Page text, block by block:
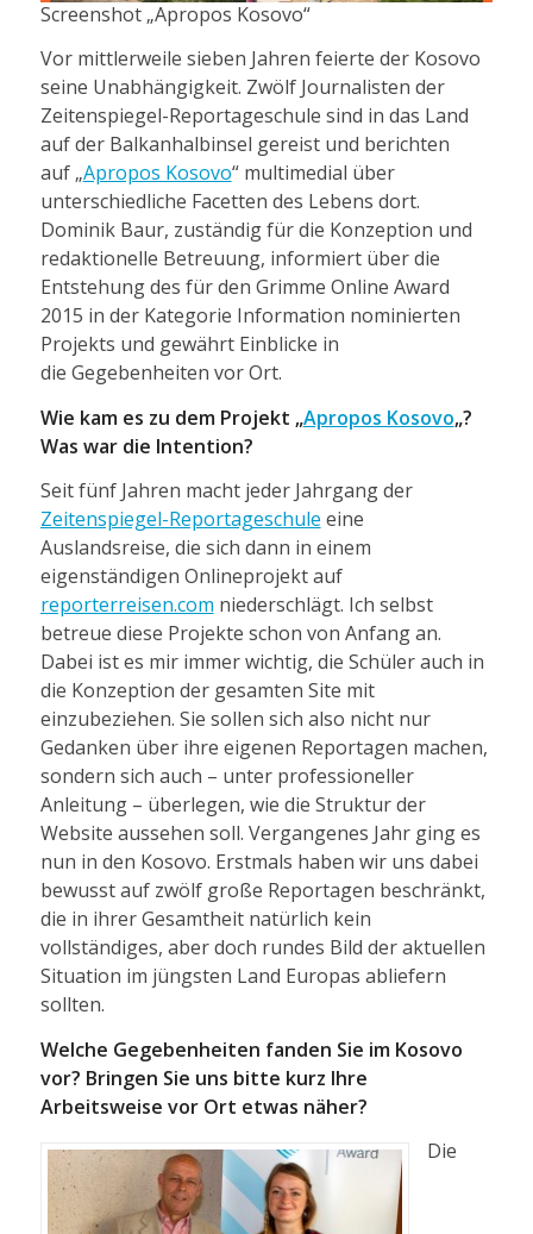
Screenshot „Apropos Kosovo“
Vor mittlerweile sieben Jahren feierte der Kosovo
seine Unabhängigkeit. Zwölf Journalisten der
Zeitenspiegel-Reportageschule sind in das Land
auf der Balkanhalbinsel gereist und berichten
auf „Apropos Kosovo“ multimedial über
unterschiedliche Facetten des Lebens dort.
Dominik Baur, zuständig für die Konzeption und
redaktionelle Betreuung, informiert über die
Entstehung des für den Grimme Online Award
2015 in der Kategorie Information nominierten
Projekts und gewährt Einblicke in
die Gegebenheiten vor Ort.
Wie kam es zu dem Projekt „Apropos Kosovo„?
Was war die Intention?
Seit fünf Jahren macht jeder Jahrgang der
Zeitenspiegel-Reportageschule eine
Auslandsreise, die sich dann in einem
eigenständigen Onlineprojekt auf
reporterreisen.com niederschlägt. Ich selbst
betreue diese Projekte schon von Anfang an.
Dabei ist es mir immer wichtig, die Schüler auch in
die Konzeption der gesamten Site mit
einzubeziehen. Sie sollen sich also nicht nur
Gedanken über ihre eigenen Reportagen machen,
sondern sich auch – unter professioneller
Anleitung – überlegen, wie die Struktur der
Website aussehen soll. Vergangenes Jahr ging es
nun in den Kosovo. Erstmals haben wir uns dabei
bewusst auf zwölf große Reportagen beschränkt,
die in ihrer Gesamtheit natürlich kein
vollständiges, aber doch rundes Bild der aktuellen
Situation im jüngsten Land Europas abliefern
sollten.
Welche Gegebenheiten fanden Sie im Kosovo
vor? Bringen Sie uns bitte kurz Ihre
Arbeitsweise vor Ort etwas näher?
Die